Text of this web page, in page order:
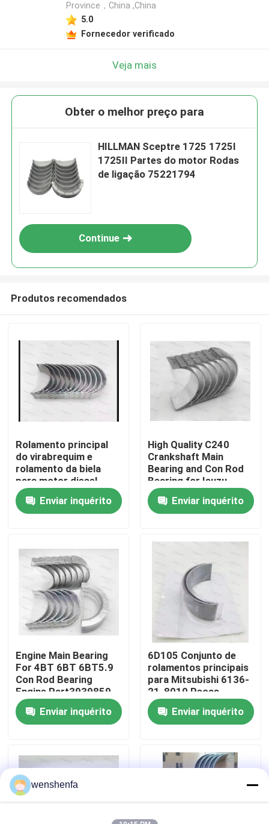
Para casa
Produtos
vídeos
Sobre nós
Visita à fábrica
Controle de qualidade
Contacte-nos
Casos
ROLAMENTO PRINCIPAL DO MOTOR
Province，China ,China
5.0
Fornecedor verificado
Veja mais
Obter o melhor preço para
HILLMAN Sceptre 1725 1725I
1725II Partes do motor Rodas
de ligação 75221794
Continue
Produtos recomendados
Rolamento principal
do virabrequim e
rolamento da biela
para motor diesel
6D114, peça 3950661
3945918Enviar inquérito
High Quality C240
Crankshaft Main
Bearing and Con Rod
Bearing for Isuzu
Motor Diesel Engine
Part Enviar inquérito
Engine Main Bearing
For 4BT 6BT 6BT5.9
Con Rod Bearing
Engine Part3939859
3802070
Enviar inquérito
6D105 Conjunto de
rolamentos principais
para Mitsubishi 6136-
21-8010 Peças
sobressalentes
Rolamentos de
motores diesel
Enviar inquérito
wenshenfa